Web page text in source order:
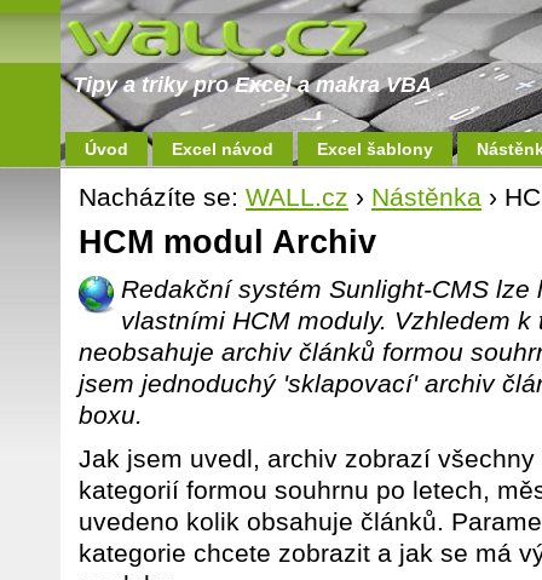
Tipy a triky pro Excel a makra VBA
Úvod Excel návod Excel šablony
Nacházíte se: WALL.cz › Nástěnka ›
HCM modul Archiv
Redakční systém Sunlight-CMS lze
vlastními HCM moduly. Vzhledem
neobsahuje archiv článků formou
jsem jednoduchý 'sklapovací' archiv
boxu.
Jak jsem uvedl, archiv zobrazí
kategorií formou souhrnu po letech,
uvedeno kolik obsahuje článků.
kategorie chcete zobrazit a jak se má